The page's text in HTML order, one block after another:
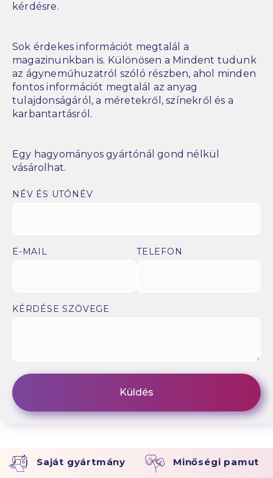
kérdésre.
Sok érdekes információt megtalál a
magazinunkban is. Különösen a Mindent tudunk
az ágyneműhuzatról szóló részben, ahol minden
fontos információt megtalál az anyag
tulajdonságáról, a méretekről, színekről és a
karbantartásról.
Egy hagyományos gyártónál gond nélkül
vásárolhat.
NÉV ÉS UTÓNÉV
E-MAIL TELEFON
KÉRDÉSE SZÖVEGE
Saját gyártmány Minőségi pamut